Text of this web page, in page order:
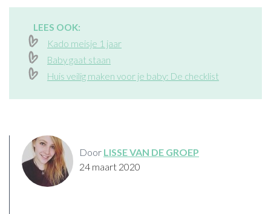
LEES OOK:
Kado meisje 1 jaar
Baby gaat staan
Huis veilig maken voor je baby: De checklist
Door LISSE VAN DE GROEP
24 maart 2020